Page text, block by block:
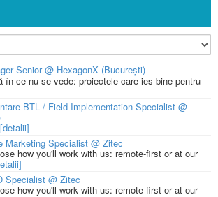
Senior @ HexagonX (București)
în ce nu se vede: proiectele care ies bine pentru
BTL / Field Implementation Specialist @
[detalii]
Marketing Specialist @ Zitec
how you'll work with us: remote-first or at our
Specialist @ Zitec
how you'll work with us: remote-first or at our